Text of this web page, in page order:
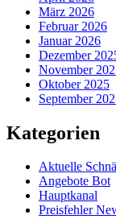
März 2026
Februar 2026
Januar 2026
Dezember
November
Oktober 2025
September
Kategorien
Aktuelle
Angebote Bot
Hauptkanal
Preisfehler